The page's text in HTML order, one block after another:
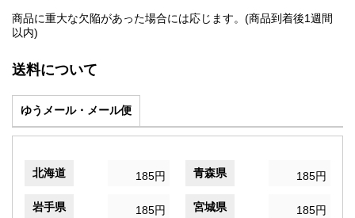
商品に重大な欠陥があった場合には応じます。(商品到着後1週間
以内)
送料について
ゆうメール・メール便
北海道 185円 青森県 185円
岩手県 185円 宮城県 185円